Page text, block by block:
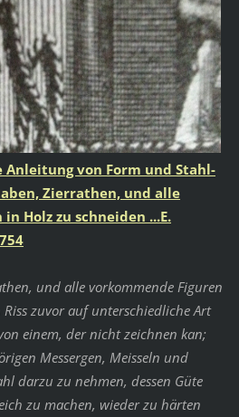
Anleitung von Form und Stahl-
Zierrathen, und alle
Holz zu schneiden ...E.
und alle vorkommende Figuren
zuvor auf unterschiedliche Art
einem, der nicht zeichnen kan;
Messergen, Meisseln und
darzu zu nehmen, dessen Güte
zu machen, wieder zu härten